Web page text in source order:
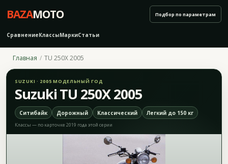
BAZAMOTO
СравнениеКлассыМаркиСтатьи
Подбор по параметрам
Главная TU 250X 2005
SUZUKI · 2005 МОДЕЛЬНЫЙ ГОД
Suzuki TU 250X 2005
Ситибайк Дорожный Классический Легкий до 150 кг
Классы — по карточке 2019 года этой серии